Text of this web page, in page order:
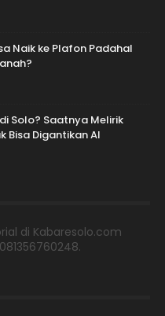
Naik ke Plafon Padahal
Solo? Saatnya Melirik
Bisa Digantikan AI
di Kabaresolo.com